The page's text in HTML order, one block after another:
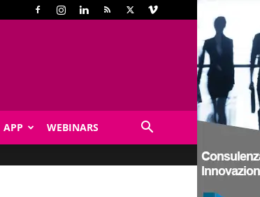
APP WEBINARS